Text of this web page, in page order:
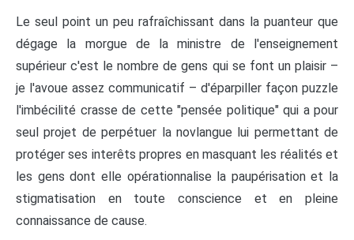
Le seul point un peu rafraîchissant dans la puanteur que
dégage la morgue de la ministre de l'enseignement
supérieur c'est le nombre de gens qui se font un plaisir –
je l'avoue assez communicatif – d'éparpiller façon puzzle
l'imbécilité crasse de cette "pensée politique" qui a pour
seul projet de perpétuer la novlangue lui permettant de
protéger ses interêts propres en masquant les réalités et
les gens dont elle opérationnalise la paupérisation et la
stigmatisation en toute conscience et en pleine
connaissance de cause.